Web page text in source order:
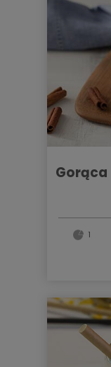
gorąca kremowa czekolada z
1